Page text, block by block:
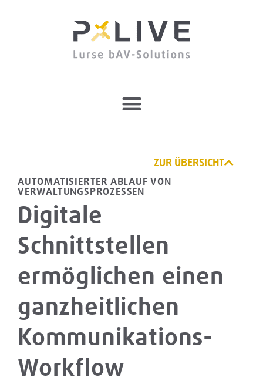
ZUR ÜBERSICHT
AUTOMATISIERTER ABLAUF VON
VERWALTUNGSPROZESSEN
Digitale
Schnittstellen
ermöglichen einen
ganzheitlichen
Kommunikations-
Workflow